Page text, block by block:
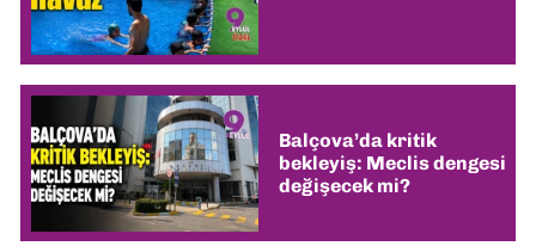
Balçova’da kritik
bekleyiş: Meclis dengesi
değişecek mi?